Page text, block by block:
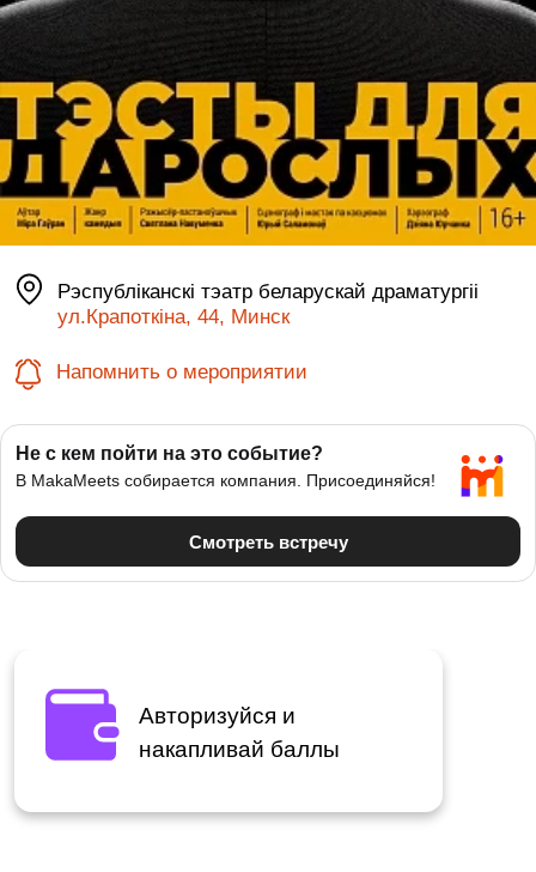
Рэспублiканскi тэатр беларускай драматургii
ул.Крапоткіна, 44, Минск
Напомнить о мероприятии
Авторизуйся и
накапливай баллы